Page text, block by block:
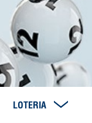
LOTERIA